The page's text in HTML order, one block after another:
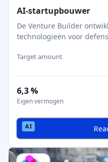
AI-startupbouwer
De Venture Builder
technologieën voor
Target amount
6,3 %
Eigen vermogen